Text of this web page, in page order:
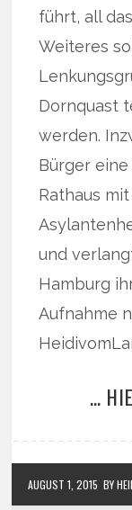
führt, all
Weiteres
Dornquast
werden.
Bürger eine
Rathaus
und
Hamburg
Aufnahme
…
AUGUST 1, 2015 BY